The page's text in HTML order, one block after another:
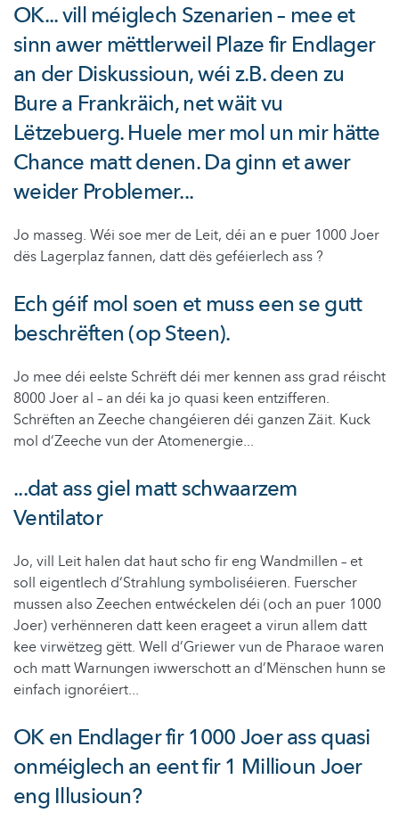
OK... vill méiglech Szenarien – mee et
sinn awer mëttlerweil Plaze fir Endlager
an der Diskussioun, wéi z.B. deen zu
Bure a Frankräich, net wäit vu
Lëtzebuerg. Huele mer mol un mir hätte
Chance matt denen. Da ginn et awer
weider Problemer...
Jo masseg. Wéi soe mer de Leit, déi an e puer 1000 Joer
dës Lagerplaz fannen, datt dës geféierlech ass ?
Ech géif mol soen et muss een se gutt
beschrëften (op Steen).
Jo mee déi eelste Schrëft déi mer kennen ass grad réischt
8000 Joer al – an déi ka jo quasi keen entzifferen.
Schrëften an Zeeche changéieren déi ganzen Zäit. Kuck
mol d‘Zeeche vun der Atomenergie...
...dat ass giel matt schwaarzem
Ventilator
Jo, vill Leit halen dat haut scho fir eng Wandmillen – et
soll eigentlech d‘Strahlung symboliséieren. Fuerscher
mussen also Zeechen entwéckelen déi (och an puer 1000
Joer) verhënneren datt keen erageet a virun allem datt
kee virwëtzeg gëtt. Well d’Griewer vun de Pharaoe waren
och matt Warnungen iwwerschott an d’Mënschen hunn se
einfach ignoréiert...
OK en Endlager fir 1000 Joer ass quasi
onméiglech an eent fir 1 Millioun Joer
eng Illusioun?